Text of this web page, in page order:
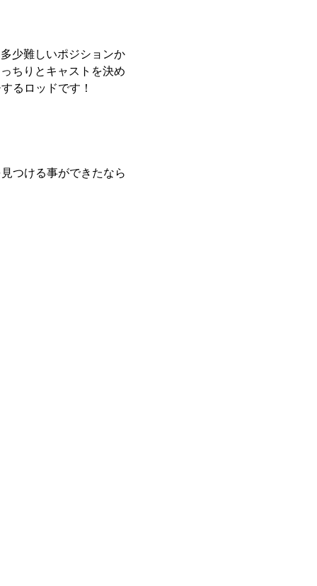
少難しいポジションか
ちりとキャストを決め
るロッドです！
つける事ができたなら